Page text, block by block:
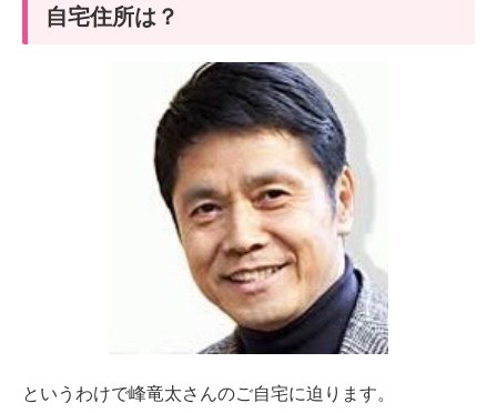
自宅住所は？
というわけで峰竜太さんのご自宅に迫ります。